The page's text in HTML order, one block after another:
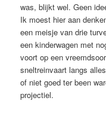
was, blijkt wel. Geen
Ik moest hier aan
een meisje van drie
een kinderwagen met
voort op een
sneltreinvaart langs
of niet goed ter been
projectiel.